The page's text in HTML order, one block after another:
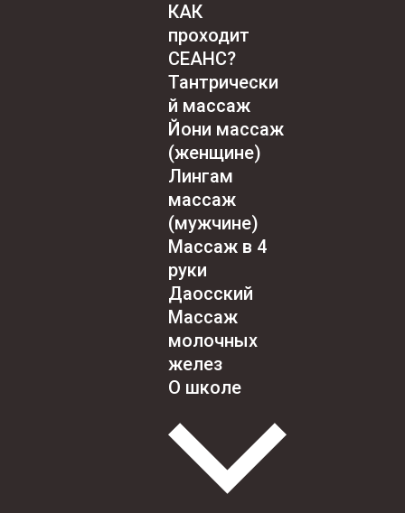
КАК
проходит
СЕАНС?
Тантрически
й массаж
Йони массаж
(женщине)
Лингам
массаж
(мужчине)
Массаж в 4
руки
Даосский
Массаж
молочных
желез
О школе